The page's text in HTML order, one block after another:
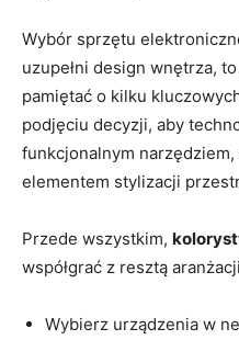
Wybór sprzętu
uzupełni design wnętrza,
pamiętać o kilku
podjęciu decyzji, aby
funkcjonalnym
elementem stylizacji
Przede wszystkim,
współgrać z resztą
Wybierz urządzenia w